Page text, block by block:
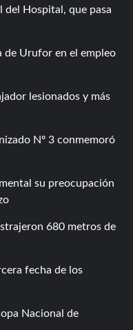
del Hospital, que pasa
de Urufor en el empleo
lesionados y más
Nº 3 conmemoró
su preocupación
680 metros de
fecha de los
Nacional de